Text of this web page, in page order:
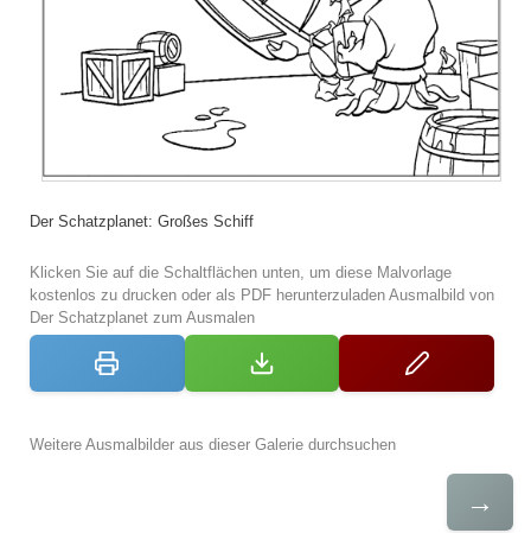
Der Schatzplanet: Großes Schiff
Klicken Sie auf die Schaltflächen unten, um diese Malvorlage
kostenlos zu drucken oder als PDF herunterzuladen Ausmalbild von
Der Schatzplanet zum Ausmalen
Weitere Ausmalbilder aus dieser Galerie durchsuchen
→